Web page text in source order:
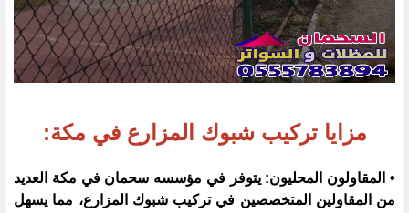
مزايا تركيب شبوك المزارع في مكة:
• المقاولون المحليون: يتوفر في مؤسسه سحمان في مكة العديد
من المقاولين المتخصصين في تركيب شبوك المزارع، مما يسهل